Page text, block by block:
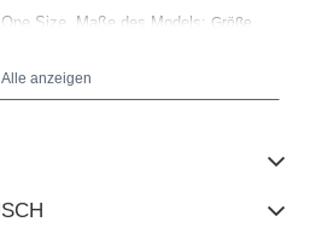
Size. Maße des Models: Größe
Alle anzeigen